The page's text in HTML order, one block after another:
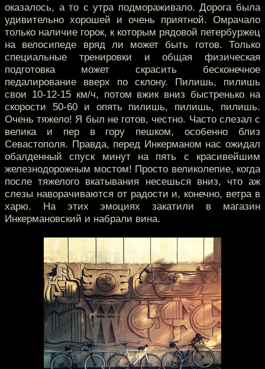
оказалось, а то с утра подмораживало. Дорога была
удивительно хорошей и очень приятной. Омрачало
только наличие горок, к которым рядовой петербуржец
на велосипеде вряд ли может быть готов. Только
специальные тренировки и общая физическая
подготовка может скрасить бесконечное
педалирование вверх по склону. Пилишь, пилишь
свои 10-12-15 км/ч, потом вжик вниз быстренько на
скорости 50-60 и опять пилишь, пилишь, пилишь.
Очень тяжело! Я был не готов, честно. Часто слезал с
велика и пер в гору пешком, особенно близ
Севастополя. Правда, перед Инкерманом нас ожидал
обалденный спуск минут на пять с красивейшим
железнодорожным мостом! Просто великолепие, когда
после тяжелого вкатывания несешься вниз, что аж
слезы наворачиваются от радости и, конечно, ветра в
харю. На этих эмоциях закатили в магазин
Инкермановский и набрали вина.